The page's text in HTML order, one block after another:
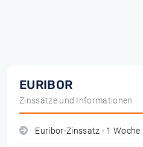
EURIBOR
Zinssätze und Informationen
Euribor-Zinssatz - 1 Woche